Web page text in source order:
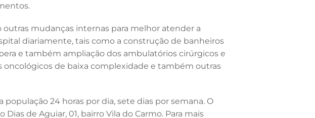
mudanças internas para melhor atender a
diariamente, tais como a construção de banheiros
e também ampliação dos ambulatórios cirúrgicos e
oncológicos de baixa complexidade e também outras
população 24 horas por dia, sete dias por semana. O
de Aguiar, 01, bairro Vila do Carmo. Para mais